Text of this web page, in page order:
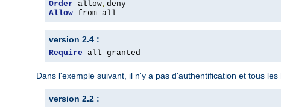
Order allow,
Allow from all
version 2.4 :
Require all granted
Dans l'exemple suivant, il n'y a pas d'authentification et tous
version 2.2 :